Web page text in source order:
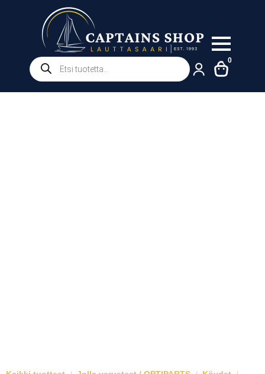
Products
search
0